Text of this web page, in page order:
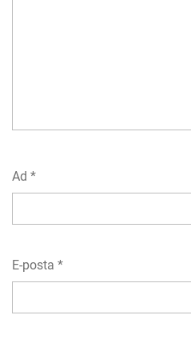
Ad *
E-posta *